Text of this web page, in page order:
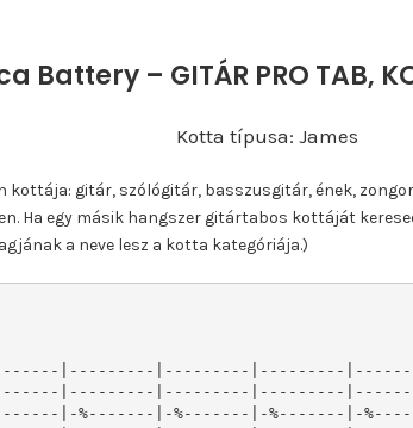
Battery – GITÁR PRO TAB,
Kotta típusa: James
kottája: gitár, szólógitár, basszusgitár, ének,
Ha egy másik hangszer gitártabos kottáját
a neve lesz a kotta kategóriája.)